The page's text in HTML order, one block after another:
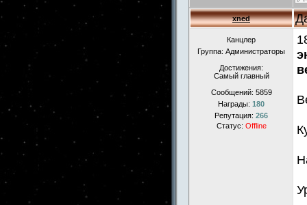
xned
Канцлер
Группа: Администраторы
Достижения:
Самый главный
Сообщений: 5859
Награды: 180
Репутация: 266
Статус: Offline